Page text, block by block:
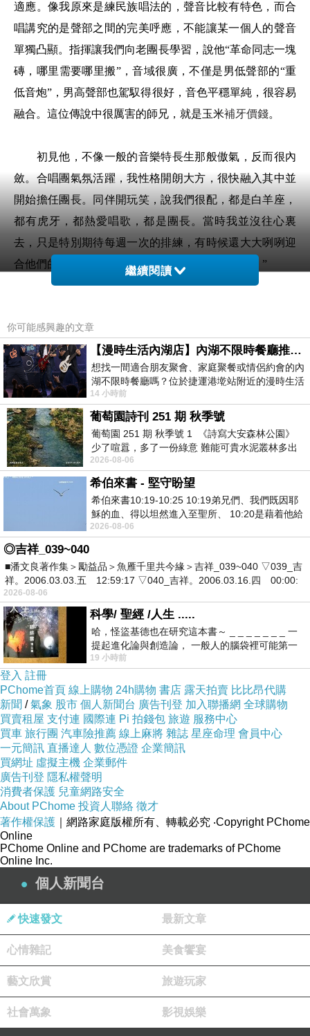
適應。像我原來是練民族唱法的，聲音比較有特色，而合
唱講究的是聲部之間的完美呼應，不能讓某一個人的聲音
單獨凸顯。指揮讓我們向老團長學習，說他“革命同志一塊
磚，哪里需要哪里搬”，音域很廣，不僅是男低聲部的“重
低音炮”，男高聲部也駕馭得很好，音色平穩單純，很容易
融合。這位傳說中很厲害的師兄，就是玉米補牙價錢。
初見他，不像一般的音樂特長生那般傲氣，反而很內
斂。合唱團氣氛活躍，我性格開朗大方，很快融入其中並
開始擔任團長。同伴開玩笑，說我們很配，都是白羊座，
都有虎牙，都熱愛唱歌，都是團長。當時我並沒往心裏
去，只是特別期待每週一次的排練，有時候還大大咧咧迎
合他們的玩笑，“又能看到玉米哥哥了，好開心哦！”
到玉米和幾個老團員告別，說他面臨畢業，打算十一去上
海。當時我心頭一緊，第一個念頭就是，不行，我不想讓
他走，我不想以後見不到他。
現在想想，也驚訝於自己當時的堅定。當晚我就加了
他的QQ，先從合唱團聊起，音樂、學業、電影，就這樣聊
開去。他其實挺能侃的，不僅和我很多見解相似，說話還
特別幽默，我就這樣對著螢幕傻笑到半夜。之後的一個
月，每天晚上我都等他上線，看他頭像是暗的，就急得在
洗牙價錢。
他那時候在電腦城做兼職，我特意跑過去買U盤，老
闆一看我就說，“我知道，你是百靈，玉米提過你，說你是
名副其實的百靈鳥。”我心想有戲，開心壞了。
6月28日，我們一起去車站送畢業老團員，他也提起自
己十一要走的事，讓我下定決心和他挑明。晚上回去，我
在網上暗示他有話要說。他說能猜到一點，但不確定。就
這樣捉了幾分鐘迷藏，我急了，直接敲過去4個字：“我喜
歡你！”他沉默的時間比我想像得要短，螢幕裏馬上跳出來
回複：“好開心啊！”原來他也早有感覺，我們開始相約見
面。
那個夏天，時光就像輕快的小夜曲，歡暢而短暫，暮
色中他騎車從一條長長的坡道上滑下來，在寢室樓下接
我，然後一起在校園裏散步。
十一期間，他父親開車接我們回宜昌，四個多小時的
路程，我們一路歡笑一路歌，從他父親年輕時候唱過的
《大海航行靠舵手》唱起，一直唱到最新的流行歌曲。這
繼續閱讀
你可能感興趣的文章
【漫時生活內湖店】內湖不限時餐廳推薦｜捷運港墘站美食，聚餐、約會、家庭聚會首選，正餐甜點一次滿足
想找一間適合朋友聚會、家庭聚餐或情侶約會的內
湖不限時餐廳嗎？位於捷運港墘站附近的漫時生活
內湖店，從捷運站步行約4分鐘即可抵
14 小時前
葡萄園詩刊 251 期 秋季號
葡萄園 251 期 秋季號 1 《詩寫大安森林公園》
少了喧囂，多了一份綠意 難能可貴水泥叢林多出
一
2026-08-06
希伯來書 - 堅守盼望
希伯來書10:19-10:25 10:19弟兄們、我們既因耶
穌的血、得以坦然進入至聖所、 10:20是藉着他給
我們開了一條又新又活的路從幔子經過
2026-08-06
◎吉祥_039~040
■潘文良著作集＞勵益品＞魚雁千里共今緣＞吉祥_039~040 ▽039_吉
祥。2006.03.03.五 12:59:17 ▽040_吉祥。2006.03.16.四 00:00:
2026-08-06
科學/ 聖經 /人生 .....
哈，怪盜基德也在研究這本書～ _ _ _ _ _ _ _ 一
提起進化論與創造論， 一般人的腦袋裡可能第一
時間就有「 進化論很科
19 小時前
登入 註冊
PChome首頁 線上購物 24h購物 書店 露天拍賣 比比昂代購
新聞 /氣象 股市 個人新聞台 廣告刊登 加入聯播網 全球購物
買賣租屋 支付連 國際連 Pi 拍錢包 旅遊 服務中心
買車 旅行團 汽車險推薦 線上麻將 雜誌 星座命理 會員中心
一元簡訊 直播達人 數位憑證 企業簡訊
買網址 虛擬主機 企業郵件
廣告刊登 隱私權聲明
消費者保護 兒童網路安全
About PChome 投資人聯絡 徵才
著作權保護 ｜網路家庭版權所有、轉載必究 ‧Copyright PChome
Online
PChome Online and PChome are trademarks of PChome
Online Inc.
個人新聞台
快速發文 最新文章
心情雜記 美食饗宴
藝文欣賞 旅遊玩家
社會萬象 影視娛樂